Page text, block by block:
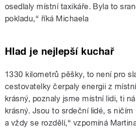
osedlaly místní taxikáře. Byla to
pokladu,“ říká Michaela
Hlad je nejlepší kuchař
1330 kilometrů pěšky, to není pro
cestovatelky čerpaly energii z
krásný, poznaly jsme místní lidi, ti
krásný. Jsou to srdeční lidé, s
a vždy se rozdělí,“ vzpomíná